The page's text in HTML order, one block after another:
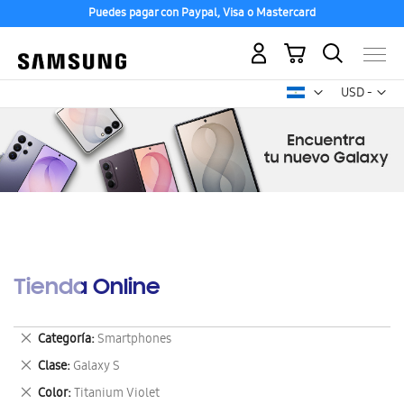
Puedes pagar con Paypal, Visa o Mastercard
USD -
dólar
Mi carrito
Tienda Online
Categoría Smartphones
Eliminar
este
artículo
Clase Galaxy S
Eliminar
este
Color Titanium Violet
Eliminar